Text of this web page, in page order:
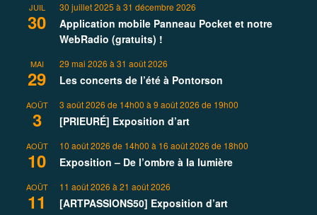
JUIL
30
30 juillet 2025 à 31 décembre 2026
Application mobile Panneau Pocket et notre
WebRadio (gratuits) !
MAI
29
29 mai 2026 à 31 août 2026
Les concerts de l’été à Pontorson
AOÛT
3
3 août 2026 de 14h00 à 9 août 2026 de 19h00
[PRIEURÉ] Exposition d’art
AOÛT
10
10 août 2026 de 14h00 à 16 août 2026 de 18h00
Exposition – De l’ombre à la lumière
AOÛT
11
11 août 2026 à 21 août 2026
[ARTPASSIONS50] Exposition d’art